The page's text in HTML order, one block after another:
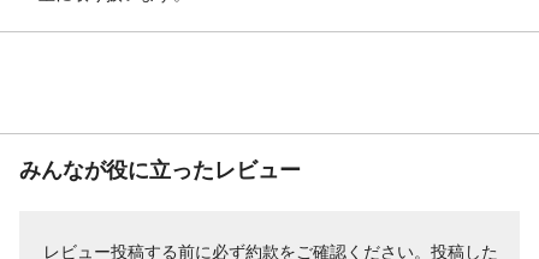
みんなが役に立ったレビュー
レビュー投稿する前に必ず約款をご確認ください。投稿した